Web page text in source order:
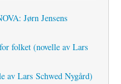
Jørn Jensens
folket (novelle av Lars
av Lars Schwed Nygård)